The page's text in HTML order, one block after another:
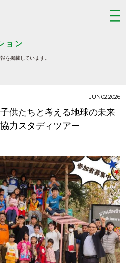
ョン
を掲載しています。
供たちと考える地球の未来
力スタディツアー
JUN.02.2026